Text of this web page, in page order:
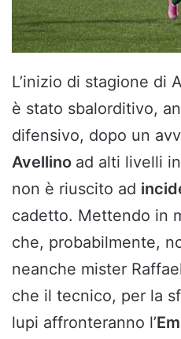
L’inizio di stagione di
è stato sbalorditivo,
difensivo, dopo un
Avellino ad alti livelli in
non è riuscito ad
cadetto. Mettendo in
che, probabilmente,
neanche mister
che il tecnico, per la
lupi affronteranno l’